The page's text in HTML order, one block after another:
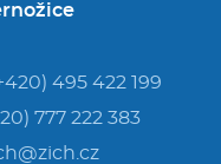
495 422 199
777 222 383